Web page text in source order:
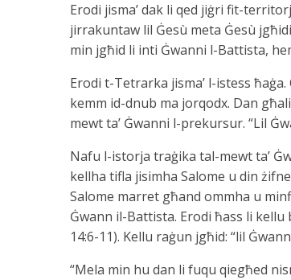
Erodi jisma’ dak li qed jiġri fit-
jirrakuntaw lil Ġesù meta Ġesù
min jgħid li inti Ġwanni l-Battista,
Erodi t-Tetrarka jisma’ l-istess
kemm id-dnub ma jorqodx. Dan
mewt ta’ Ġwanni l-prekursur. “Lil
Nafu l-istorja traġika tal-mewt ta’
kellha tifla jisimha Salome u din
Salome marret għand ommha u
Ġwann il-Battista. Erodi ħass li
14:6-11). Kellu raġun jgħid: “lil
“Mela min hu dan li fuqu qiegħed